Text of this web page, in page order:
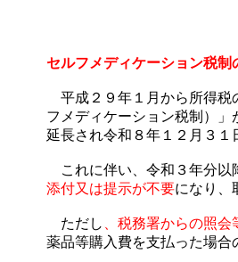
セルフメディケーション税
平成２９年１月から所得税
フメディケーション税制）
延長され令和８年１２月３
これに伴い、令和３年分以
添付又は提示が不要になり、
ただし
、税務署からの照
薬品等購入費を支払った場